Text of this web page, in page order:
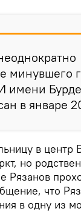
минувшего
имени
в январе
в центр
но
Рязанов
что
в одну из